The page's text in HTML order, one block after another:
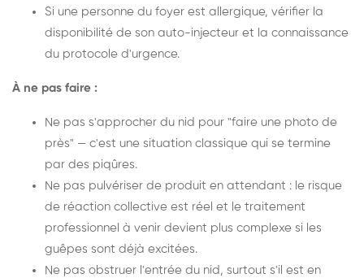
Si une personne du foyer est allergique, vérifier la
disponibilité de son auto-injecteur et la connaissance
du protocole d'urgence.
À ne pas faire :
Ne pas s'approcher du nid pour "faire une photo de
près" — c'est une situation classique qui se termine
par des piqûres.
Ne pas pulvériser de produit en attendant : le risque
de réaction collective est réel et le traitement
professionnel à venir devient plus complexe si les
guêpes sont déjà excitées.
Ne pas obstruer l'entrée du nid, surtout s'il est en